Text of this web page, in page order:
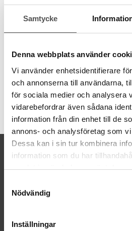
Samtycke
Denna webbplats använder
Vi använder enhetsidentifierare
och annonserna till användarna,
för sociala medier och analysera
vidarebefordrar även sådana
information från din enhet till de
annons- och analysföretag som
Dessa kan i sin tur kombinera
information som du har
samlat in när du har använt deras
Nödvändig
Inställningar
En lågpristråd i acceptabel kvalitet
sömnad i symaskin och i
polyester i många olika färger på
210 färger
Artikelnummer:
DS218
KONTAKTA OSS
Tel. 018-150525
Kungsgatan 70E, 753 41 Uppsala